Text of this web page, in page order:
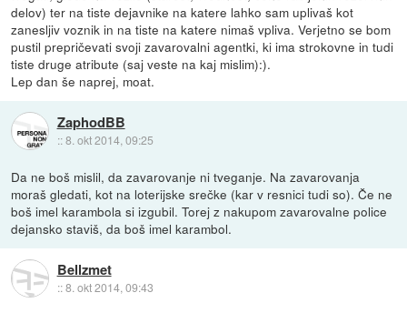
delov) ter na tiste dejavnike na katere lahko sam uplivaš kot
zanesljiv voznik in na tiste na katere nimaš vpliva. Verjetno se bom
pustil prepričevati svoji zavarovalni agentki, ki ima strokovne in tudi
tiste druge atribute (saj veste na kaj mislim):).
Lep dan še naprej, moat.
ZaphodBB
::8. okt 2014, 09:25
Da ne boš mislil, da zavarovanje ni tveganje. Na zavarovanja
moraš gledati, kot na loterijske srečke (kar v resnici tudi so). Če ne
boš imel karambola si izgubil. Torej z nakupom zavarovalne police
dejansko staviš, da boš imel karambol.
Bellzmet
::8. okt 2014, 09:43